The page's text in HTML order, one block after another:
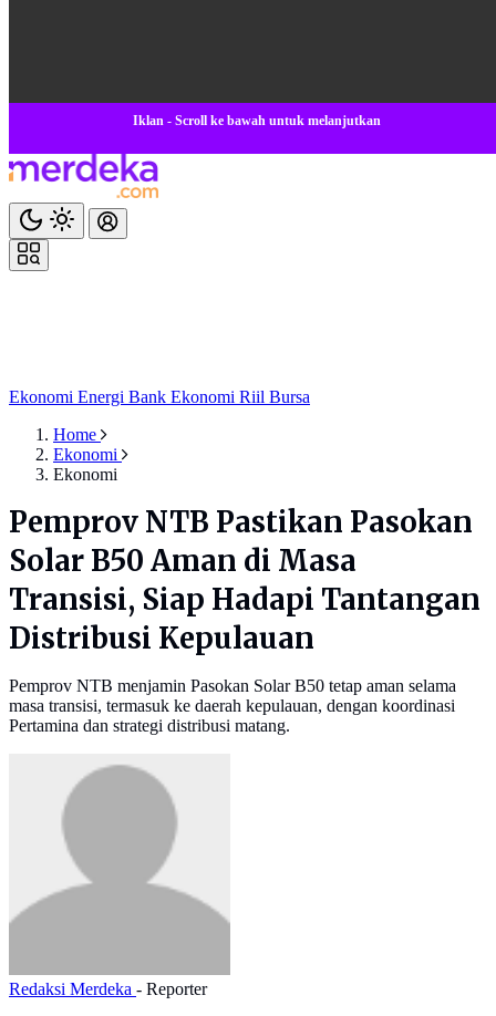
Iklan - Scroll ke bawah untuk melanjutkan
Ekonomi Energi Bank Ekonomi Riil Bursa
Home
Ekonomi
Ekonomi
Pemprov NTB Pastikan Pasokan
Solar B50 Aman di Masa
Transisi, Siap Hadapi Tantangan
Distribusi Kepulauan
Pemprov NTB menjamin Pasokan Solar B50 tetap aman selama
masa transisi, termasuk ke daerah kepulauan, dengan koordinasi
Pertamina dan strategi distribusi matang.
Redaksi Merdeka - Reporter